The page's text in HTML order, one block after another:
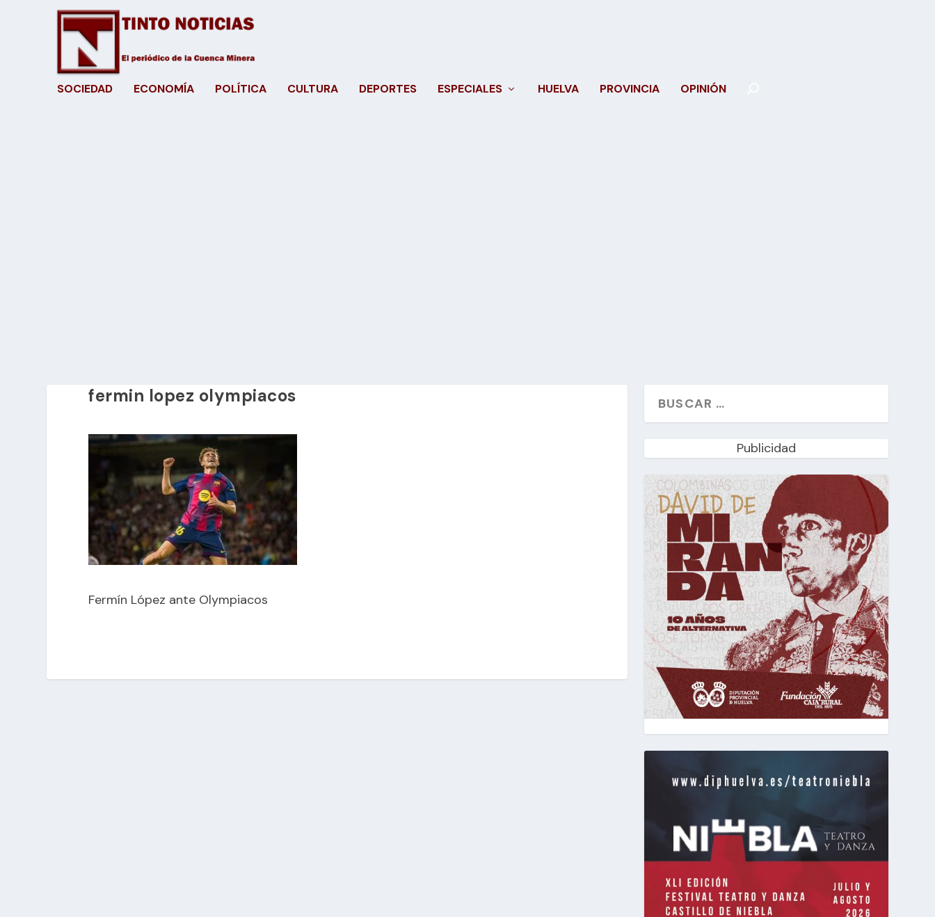
SOCIEDAD ECONOMÍA POLÍTICA CULTURA DEPORTES ESPECIALES HUELVA PROVINCIA OPINIÓN
fermin lopez olympiacos
Fermín López ante Olympiacos
Publicidad